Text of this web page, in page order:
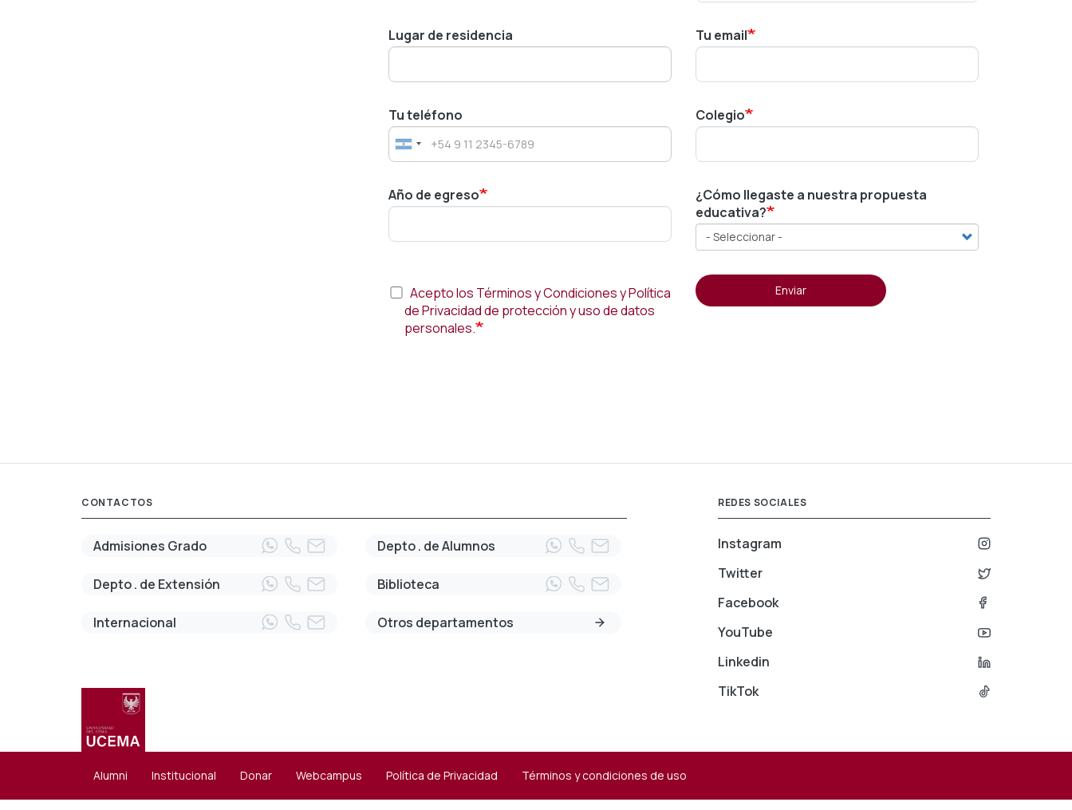
Lugar de residencia Tu email
Tu teléfono Colegio
Año de egreso
¿Cómo llegaste a nuestra propuesta
educativa?
Acepto los Términos y Condiciones y Política
de Privacidad de protección y uso de datos
personales.
Enviar
CONTACTOS
Admisiones Grado Depto . de Alumnos
Depto . de Extensión Biblioteca
Internacional Otros departamentos
REDES SOCIALES
Instagram
Twitter
Facebook
YouTube
Linkedin
TikTok
Alumni Institucional Donar Webcampus Política de Privacidad Términos y condiciones de uso